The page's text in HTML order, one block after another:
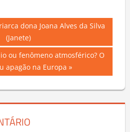
dona Joana Alves da Silva
(Janete)
ou fenômeno atmosférico? O
apagão na Europa